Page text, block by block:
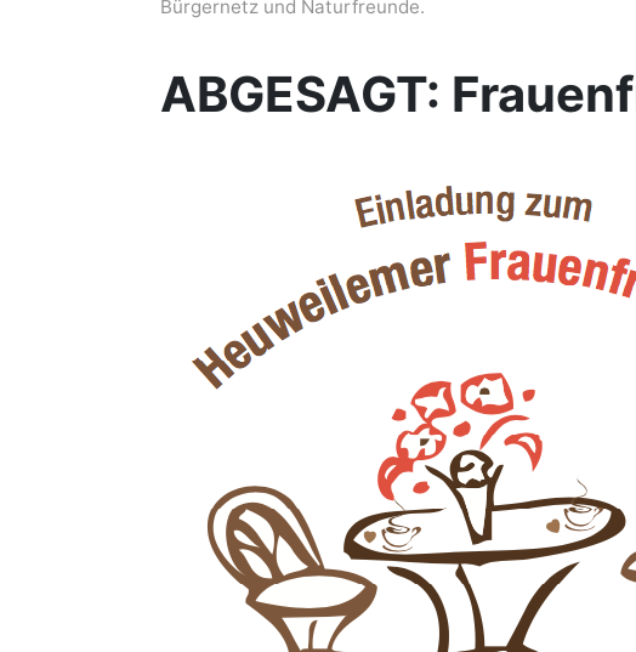
Bürgernetz und Naturfreunde.
ABGESAGT: